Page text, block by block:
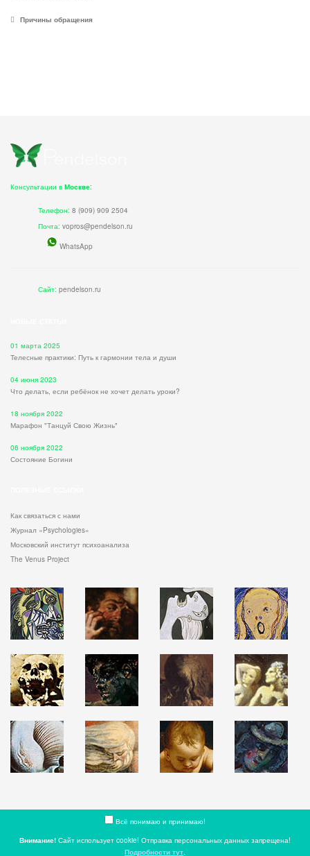
Причины обращения
Консультации в Москве:
Телефон: 8 (909) 909 2504
Почта: vopros@pendelson.ru
WhatsApp
Сайт: pendelson.ru
01 марта 2025
Телесные практики: Путь к гармонии тела и души
04 июня 2023
Что делать, если ребёнок не хочет делать уроки?
18 ноября 2022
Марафон "Танцуй Свою Жизнь"
06 ноября 2022
Состояние Богини
Как связаться с нами
Журнал «Psychologies»
Московский институт психоанализа
The Venus Project
X33T11
Всё понимаю и принимаю!
Внимание! Сайт использует cookie! Отправка персональных данных запрещена!
Подробности тут.